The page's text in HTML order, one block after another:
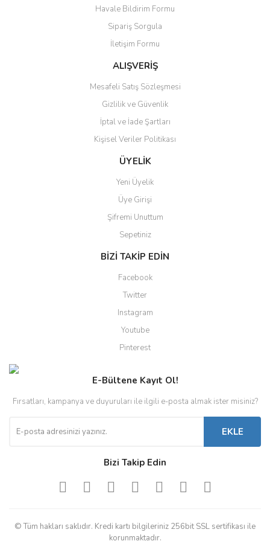
Ürün bilgilerinde hatalar bulunuyor.
Ürün fiyatı diğer sitelerden daha pahalı.
Bu ürüne benzer farklı alternatifler olmalı.
Gönder
Havale Bildirim Formu
Sipariş Sorgula
İletişim Formu
ALIŞVERİŞ
Mesafeli Satış Sözleşmesi
Gizlilik ve Güvenlik
İptal ve İade Şartları
Kişisel Veriler Politikası
ÜYELİK
Yeni Üyelik
Üye Girişi
Şifremi Unuttum
Sepetiniz
BİZİ TAKİP EDİN
Facebook
Twitter
Instagram
Youtube
Pinterest
E-Bültene Kayıt Ol!
Fırsatları, kampanya ve duyuruları ile ilgili e-posta almak ister misiniz?
EKLE
Bizi Takip Edin
© Tüm hakları saklıdır. Kredi kartı bilgileriniz 256bit SSL sertifikası ile
korunmaktadır.